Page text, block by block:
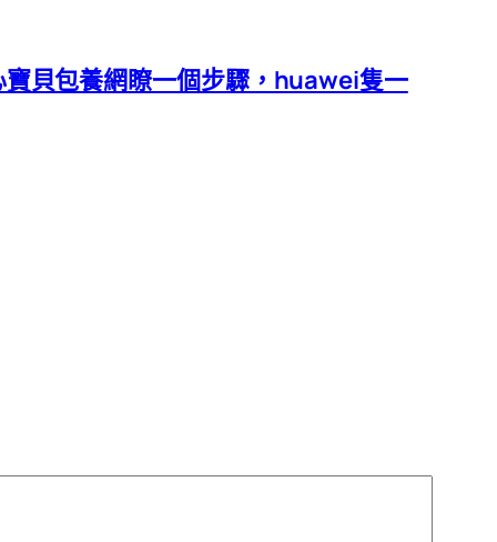
貝包養網瞭一個步驟，huawei隻一